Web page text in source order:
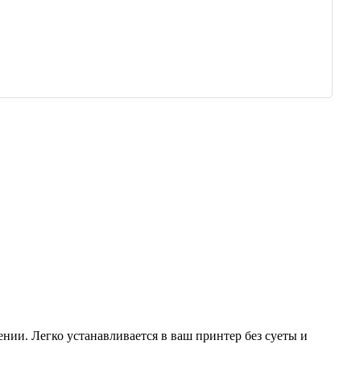
Легко устанавливается в ваш принтер без суеты и